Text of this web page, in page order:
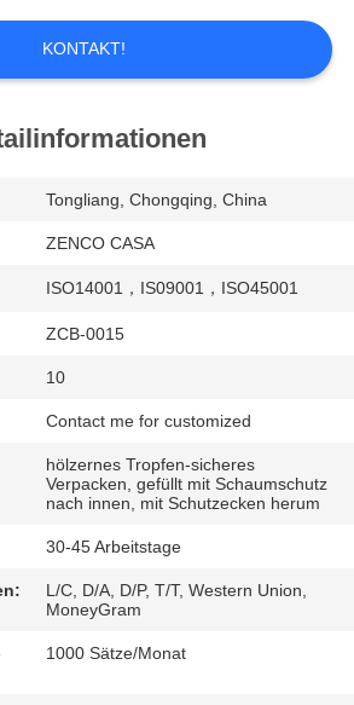
KONTAKT!
Tongliang, Chongqing, China
ZENCO CASA
ISO14001，IS09001，ISO45001
ZCB-0015
10
Contact me for customized
hölzernes Tropfen-sicheres
Verpacken, gefüllt mit Schaumschutz
nach innen, mit Schutzecken herum
30-45 Arbeitstage
L/C, D/A, D/P, T/T, Western Union,
MoneyGram
1000 Sätze/Monat